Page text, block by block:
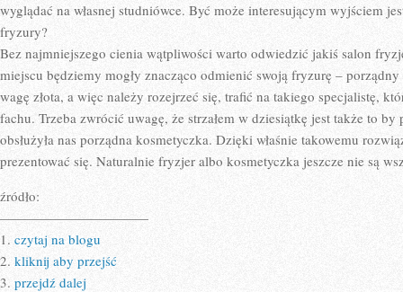
wyglądać na własnej studniówce. Być może interesującym wyjściem
fryzury?
Bez najmniejszego cienia wątpliwości warto odwiedzić jakiś salon
miejscu będziemy mogły znacząco odmienić swoją fryzurę –
wagę złota, a więc należy rozejrzeć się, trafić na takiego specjalistę,
fachu. Trzeba zwrócić uwagę, że strzałem w dziesiątkę jest także to
obsłużyła nas porządna kosmetyczka. Dzięki właśnie takowemu
prezentować się. Naturalnie fryzjer albo kosmetyczka jeszcze nie są
źródło:
———————————
1. czytaj na blogu
2. kliknij aby przejść
3. przejdź dalej